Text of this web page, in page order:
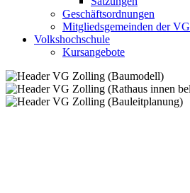
Geschäftsordnungen
Mitgliedsgemeinden der VG
Volkshochschule
Kursangebote